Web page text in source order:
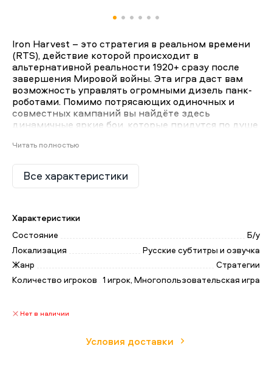
Iron Harvest – это стратегия в реальном времени
(RTS), действие которой происходит в
альтернативной реальности 1920+ сразу после
завершения Мировой войны. Эта игра даcт вам
возможность управлять огромными дизель панк-
роботами. Помимо потрясающих одиночных и
совместных кампаний вы найдёте здесь
динамичные яркие бои, которые придутся по душе
классическая стратегия в реальном времени,
Пока Европа восстанавливается после жестоких
устоявшиеся традиции. Города поднимаются из
Iron Harvest. Крестьяне находят остатки
шагающих роботов, сражавшихся на полях
сражений Мировой войны.
Все характеристики
Читать полностью
Характеристики
Состояние
Б/у
Локализация
Русские субтитры и озвучка
Жанр
Стратегии
Количество игроков 1 игрок, Многопользовательская игра
Нет в наличии
Условия доставки